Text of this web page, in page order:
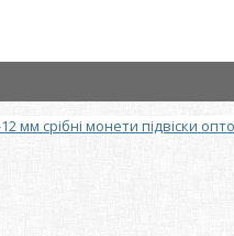
мм срібні монети підвіски